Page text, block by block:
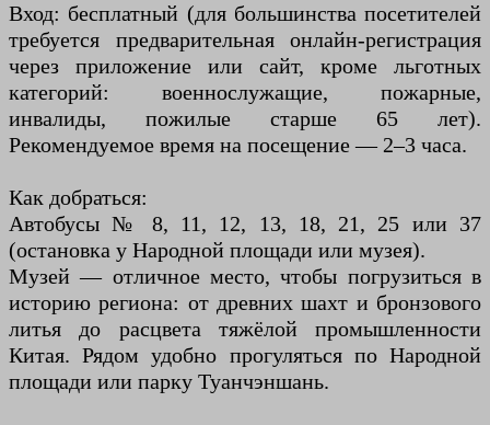
Вход: бесплатный (для большинства посетителей
требуется предварительная онлайн-регистрация
через приложение или сайт, кроме льготных
категорий: военнослужащие, пожарные,
инвалиды, пожилые старше 65 лет).
Рекомендуемое время на посещение — 2–3 часа.
Как добраться:
Автобусы № 8, 11, 12, 13, 18, 21, 25 или 37
(остановка у Народной площади или музея).
Музей — отличное место, чтобы погрузиться в
историю региона: от древних шахт и бронзового
литья до расцвета тяжёлой промышленности
Китая. Рядом удобно прогуляться по Народной
площади или парку Туанчэншань.